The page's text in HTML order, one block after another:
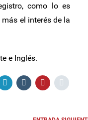
como lo es
el interés de la
e Inglés.